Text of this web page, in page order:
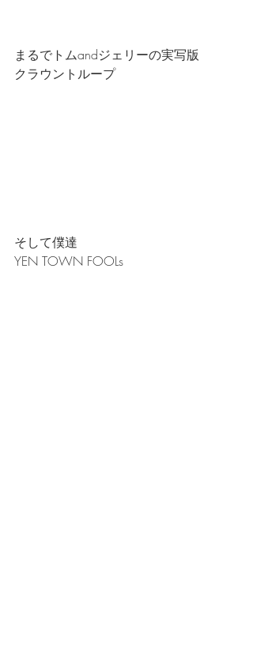
まるでトムandジェリーの実写版
クラウントループ
そして僕達
YEN TOWN FOOLs